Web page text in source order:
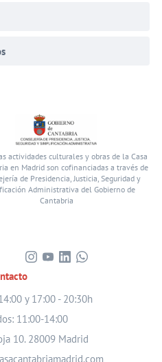
actividades culturales y obras de la Casa
en Madrid son cofinanciadas a través de
de Presidencia, Justicia, Seguridad y
Administrativa del Gobierno de
Cantabria
Visita
perfil
en
Instagram
Visita
perfil
en
Youtube
Visita
perfil
en
Linkedin
Visita
perfil
WhatsApp
y 17:00 - 20:30h
11:00-14:00
10. 28009 Madrid